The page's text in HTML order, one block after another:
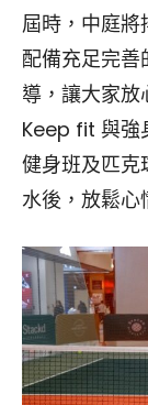
屆時，中庭將
配備充足完善
導，讓大家
Keep fit 與強
健身班及匹克
水後，放鬆心